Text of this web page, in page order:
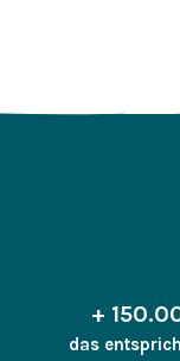
+
das